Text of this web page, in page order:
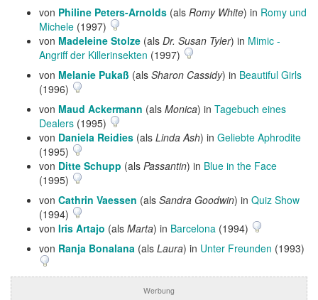
von Philine Peters-Arnolds (als Romy White) in Romy und
Michele (1997)
von Madeleine Stolze (als Dr. Susan Tyler) in Mimic -
Angriff der Killerinsekten (1997)
von Melanie Pukaß (als Sharon Cassidy) in Beautiful Girls
(1996)
von Maud Ackermann (als Monica) in Tagebuch eines
Dealers (1995)
von Daniela Reidies (als Linda Ash) in Geliebte Aphrodite
(1995)
von Ditte Schupp (als Passantin) in Blue in the Face
(1995)
von Cathrin Vaessen (als Sandra Goodwin) in Quiz Show
(1994)
von Iris Artajo (als Marta) in Barcelona (1994)
von Ranja Bonalana (als Laura) in Unter Freunden (1993)
Werbung